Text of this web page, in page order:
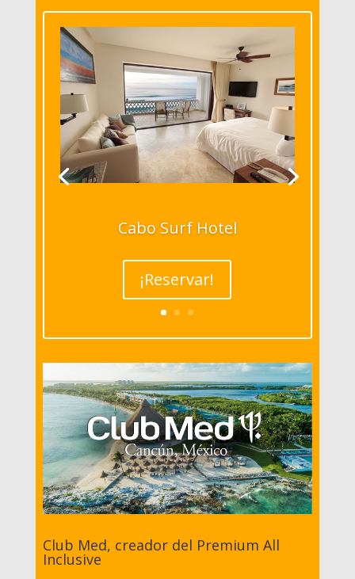
Cabo Surf Hotel
¡Reservar!
Club Med, creador del Premium All
Inclusive